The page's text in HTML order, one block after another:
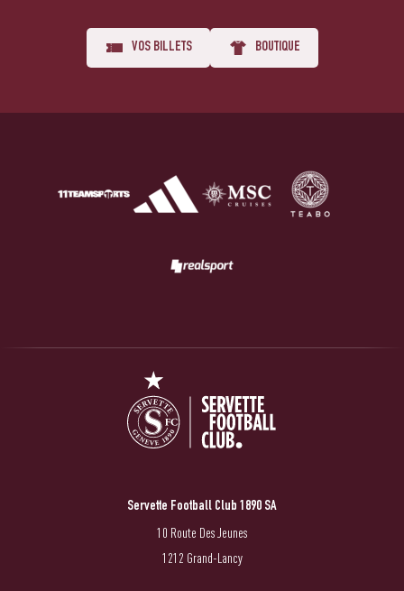
VOS BILLETS BOUTIQUE
Servette Football Club 1890 SA
10 Route Des Jeunes
1212 Grand-Lancy